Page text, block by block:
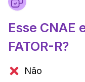
Esse CNAE
FATOR-R?
Não